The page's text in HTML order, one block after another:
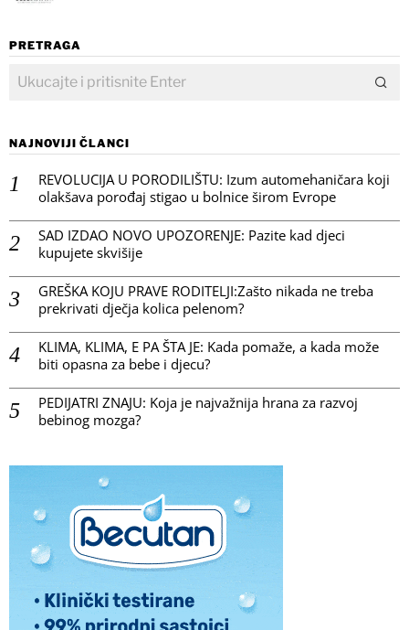
PRETRAGA
NAJNOVIJI ČLANCI
REVOLUCIJA U PORODILIŠTU: Izum automehaničara koji
olakšava porođaj stigao u bolnice širom Evrope
SAD IZDAO NOVO UPOZORENJE: Pazite kad djeci
kupujete skvišije
GREŠKA KOJU PRAVE RODITELJI:Zašto nikada ne treba
prekrivati dječja kolica pelenom?
KLIMA, KLIMA, E PA ŠTA JE: Kada pomaže, a kada može
biti opasna za bebe i djecu?
PEDIJATRI ZNAJU: Koja je najvažnija hrana za razvoj
bebinog mozga?